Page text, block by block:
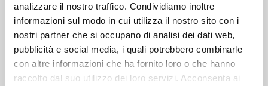
analizzare il nostro traffico. Condividiamo inoltre
informazioni sul modo in cui utilizza il nostro sito con i
nostri partner che si occupano di analisi dei dati web,
pubblicità e social media, i quali potrebbero combinarle
con altre informazioni che ha fornito loro o che hanno
raccolto dal suo utilizzo dei loro servizi. Acconsenta ai